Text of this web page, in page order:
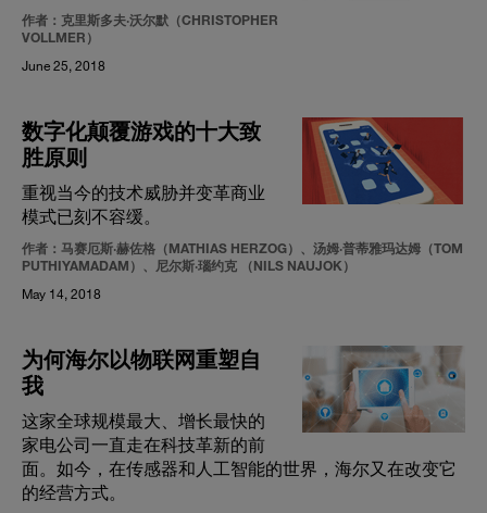
作者：克里斯多夫·沃尔默（CHRISTOPHER
VOLLMER）
June 25, 2018
数字化颠覆游戏的十大致
胜原则
重视当今的技术威胁并变革商业
模式已刻不容缓。
作者：马赛厄斯·赫佐格（MATHIAS HERZOG）、汤姆·普蒂雅玛达姆（TOM
PUTHIYAMADAM）、尼尔斯·瑙约克 （NILS NAUJOK）
May 14, 2018
为何海尔以物联网重塑自
我
这家全球规模最大、增长最快的
家电公司一直走在科技革新的前
面。如今，在传感器和人工智能的世界，海尔又在改变它
的经营方式。